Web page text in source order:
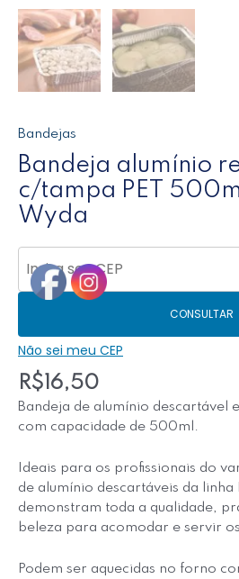
Bandejas
Bandeja alumínio
c/tampa PET
Wyda
CONSULTAR
Não sei meu CEP
R$ 16,50
Bandeja de alumínio descartável
com capacidade de 500ml.
Ideais para os profissionais do
de alumínio descartáveis da linha
demonstram toda a qualidade,
beleza para acomodar e servir
Podem ser aquecidas no forno